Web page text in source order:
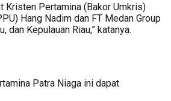
Kristen Pertamina (Bakor Umkris)
Hang Nadim dan FT Medan Group
Kepulauan Riau,” katanya.
Patra Niaga ini dapat